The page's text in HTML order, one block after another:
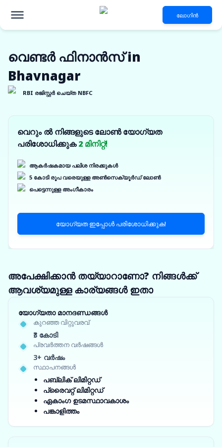
ലോഗിൻ
വെണ്ടർ ഫിനാൻസ് in
Bhavnagar
RBI രജിസ്റ്റർ ചെയ്ത NBFC
വെറും ൽ നിങ്ങളുടെ ലോൺ യോഗ്യത
പരിശോധിക്കുക2 മിനിറ്റ്!
ആകർഷകമായ പലിശ നിരക്കുകൾ
5 കോടി രൂപ വരെയുള്ള അൺസെക്യൂർഡ് ലോൺ
പെട്ടെന്നുള്ള അംഗീകാരം
യോഗ്യത ഇപ്പോൾ പരിശോധിക്കുക!
അപേക്ഷിക്കാൻ തയ്യാറാണോ? നിങ്ങൾക്ക്
ആവശ്യമുള്ള കാര്യങ്ങൾ ഇതാ
യോഗ്യതാ മാനദണ്ഡങ്ങൾ
കുറഞ്ഞ വിറ്റുവരവ്
₹3 കോടി
പ്രവർത്തന വർഷങ്ങൾ
3+ വർഷം
സ്ഥാപനങ്ങൾ
പബ്ലിക് ലിമിറ്റഡ്
പ്രൈവറ്റ് ലിമിറ്റഡ്
ഏകാംഗ ഉടമസ്ഥാവകാശം
പങ്കാളിത്തം